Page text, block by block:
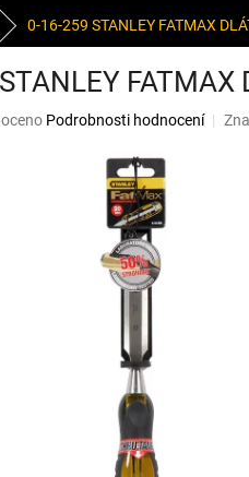
0-16-259 STANLEY FATMAX
FATMAX
Podrobnosti hodnocení